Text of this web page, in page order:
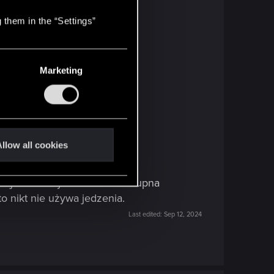
in the “Settings”
Marketing
all cookies
i ataku się zapętla.
fabularnych możliwość kupna
nikt nie używa jedzenia.
Last edited: Sep 12, 2024